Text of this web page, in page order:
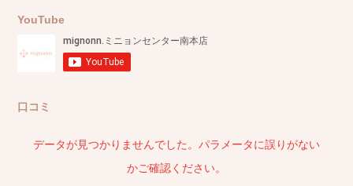
YouTube
口コミ
データが見つかりませんでした。パラメータに誤りがない
かご確認ください。